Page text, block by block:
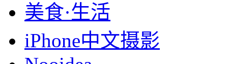
美食·生活
iPhone中文摄影